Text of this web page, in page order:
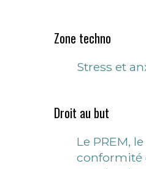
Zone techno
Stress et
Droit au but
Le PREM,
conformité